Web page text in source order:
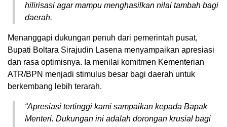
hilirisasi agar mampu menghasilkan nilai tambah bagi
daerah.
Menanggapi dukungan penuh dari pemerintah pusat,
Bupati Boltara Sirajudin Lasena menyampaikan apresiasi
dan rasa optimisnya. Ia menilai komitmen Kementerian
ATR/BPN menjadi stimulus besar bagi daerah untuk
berkembang lebih terarah.
“Apresiasi tertinggi kami sampaikan kepada Bapak
Menteri. Dukungan ini adalah dorongan krusial bagi